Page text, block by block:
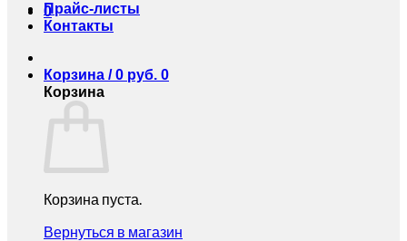
0
Прайс-листы
Контакты
Корзина /0 руб. 0
Корзина
Корзина пуста.
Вернуться в магазин